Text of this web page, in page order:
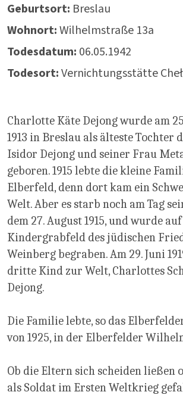
Geburtsort: Breslau
Wohnort:Wilhelmstraße 13a
Todesdatum: 06.05.1942
Todesort:Vernichtungsstätte
Charlotte Käte Dejong wurde am
1913 in Breslau als älteste Tochter
Isidor Dejong und seiner Frau
geboren. 1915 lebte die kleine
Elberfeld, denn dort kam ein
Welt. Aber es starb noch am Tag
dem 27. August 1915, und wurde
Kindergrabfeld des jüdischen
Weinberg begraben. Am 29. Juni
dritte Kind zur Welt, Charlottes
Dejong.
Die Familie lebte, so das
von 1925, in der Elberfelder
Ob die Eltern sich scheiden ließen
als Soldat im Ersten Weltkrieg